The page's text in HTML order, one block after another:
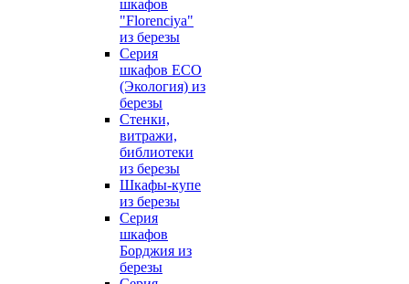
шкафов
"Florenciya"
из березы
Серия
шкафов ECO
(Экология) из
березы
Стенки,
витражи,
библиотеки
из березы
Шкафы-купе
из березы
Серия
шкафов
Борджия из
березы